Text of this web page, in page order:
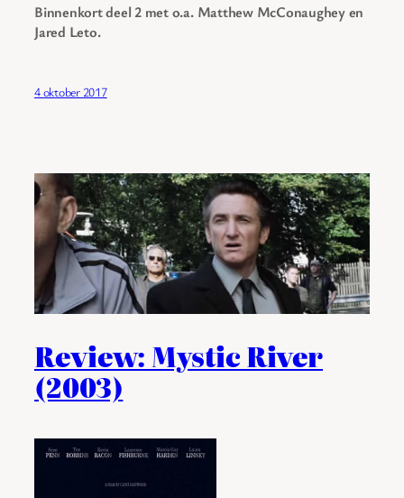
Binnenkort deel 2 met o.a. Matthew McConaughey en
Jared Leto.
4 oktober 2017
Review: Mystic River
(2003)